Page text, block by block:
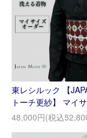
東レシルック 【
トーチ更紗】 マイ
ダー
48,000円(税込